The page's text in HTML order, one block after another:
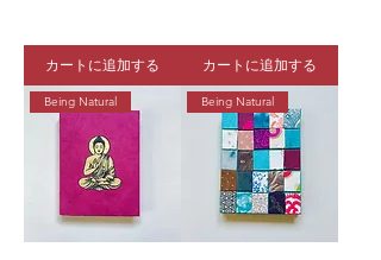
カートに追加する カートに追加する
Being Natural Being Natural